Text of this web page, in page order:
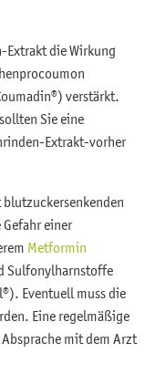
Extrakt die Wirkung
verstärkt.
Sie eine
Extrakt-vorher
einer
Metformin
Sulfonylharnstoffe
Eventuell muss die
Eine regelmäßige
mit dem Arzt